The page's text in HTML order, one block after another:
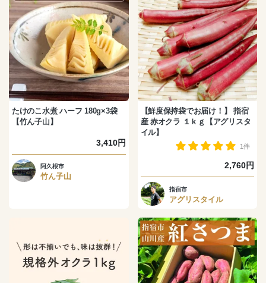
たけのこ水煮 ハーフ 180g×3袋
【竹ん子山】
3,410円
阿久根市
竹ん子山
【鮮度保持袋でお届け！】 指宿
産 赤オクラ １ｋｇ【アグリスタ
イル】
1件
2,760円
指宿市
アグリスタイル